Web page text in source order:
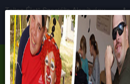
Teljes Élet” Szociális Alapítvány
Közhasznú szervezet